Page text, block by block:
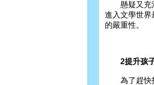
懸疑又充滿
進入文學世界
的嚴重性。
2提升孩子
為了趕快找